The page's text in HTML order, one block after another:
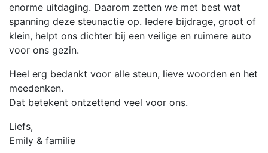
enorme uitdaging. Daarom zetten we met best wat
spanning deze steunactie op. Iedere bijdrage, groot of
klein, helpt ons dichter bij een veilige en ruimere auto
voor ons gezin.
Heel erg bedankt voor alle steun, lieve woorden en het
meedenken.
Dat betekent ontzettend veel voor ons.
Liefs,
Emily & familie